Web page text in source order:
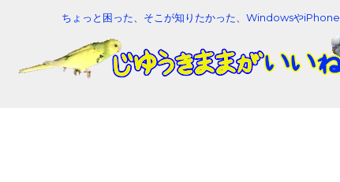
ちょっと困った、そこが知りたかった、WindowsやiPhone